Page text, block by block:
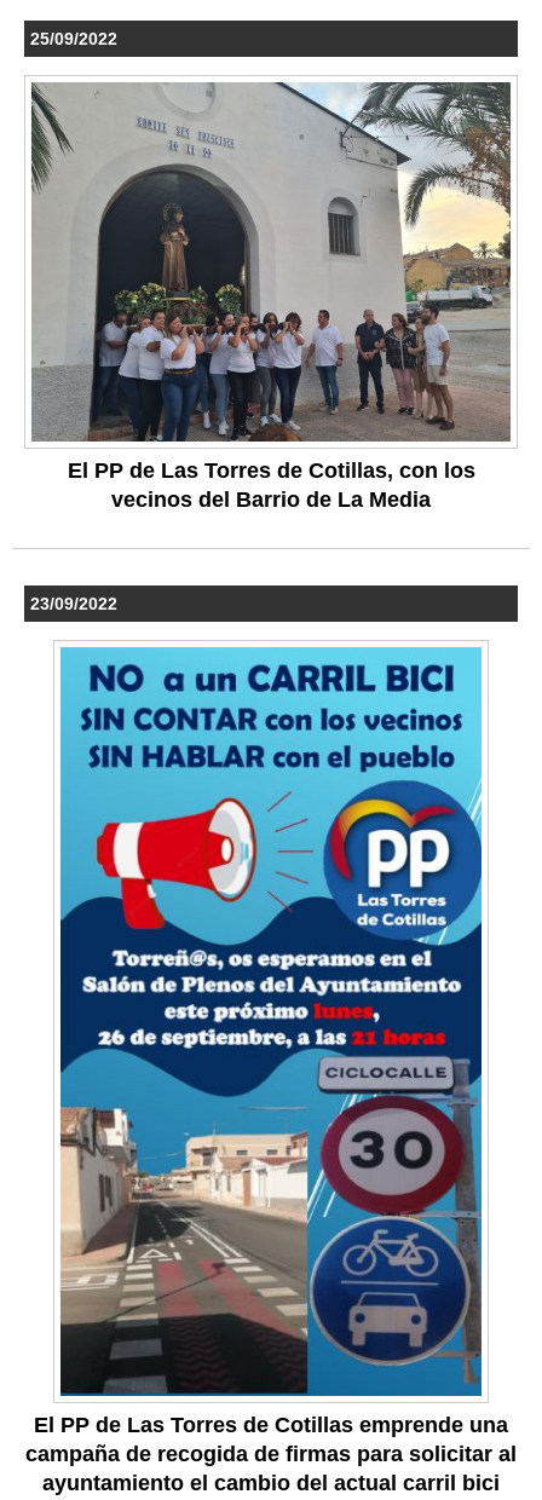
25/09/2022
El PP de Las Torres de Cotillas, con los
vecinos del Barrio de La Media
23/09/2022
El PP de Las Torres de Cotillas emprende una
campaña de recogida de firmas para solicitar al
ayuntamiento el cambio del actual carril bici